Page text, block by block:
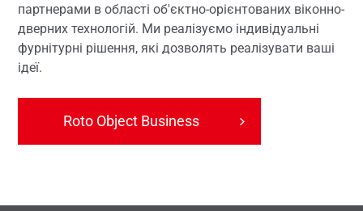
партнерами в області об'єктно-орієнтованих віконно-
дверних технологій. Ми реалізуємо індивідуальні
фурнітурні рішення, які дозволять реалізувати ваші
ідеї.
Roto Object Business